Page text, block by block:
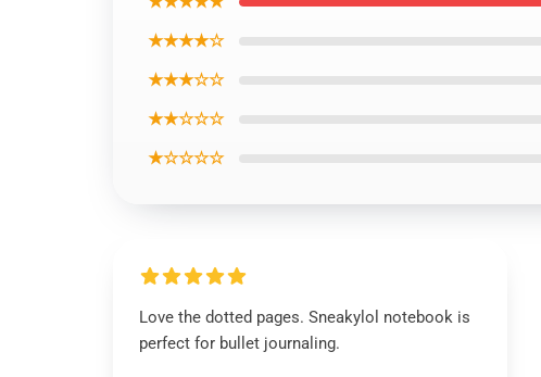
★★★★☆
★★★☆☆
★★☆☆☆
★☆☆☆☆
Love the dotted pages. Sneakylol notebook is
perfect for bullet journaling.